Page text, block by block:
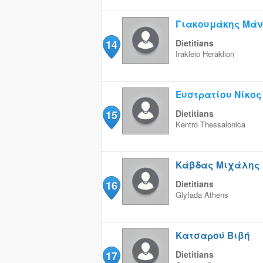
14
Γιακουμάκης
Dietitians
Irakleio Heraklion
15
Ευστρατίου Νίκος
Dietitians
Kentro Thessalonica
16
Κάβδας Μιχάλης
Dietitians
Glyfada Athens
17
Κατσαρού Βιβή
Dietitians